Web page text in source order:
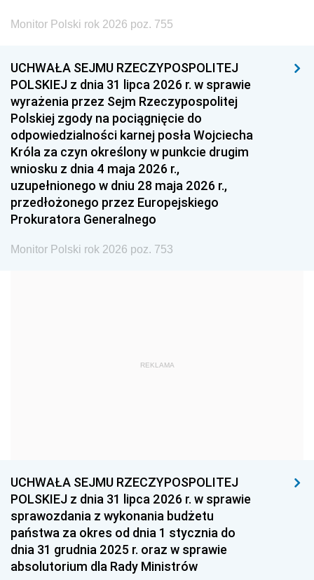
1996 1995 1994
1993 1992 1991
1990 1989
1987 1986 1985
1984 1983
1981 1980 1979
1978 1977
1975 1974
1959
1939 1938 1937
1936 1930
Monitor Polski rok 2026 poz. 755
UCHWAŁA SEJMU RZECZYPOSPOLITEJ
POLSKIEJ z dnia 31 lipca 2026 r. w sprawie
wyrażenia przez Sejm Rzeczypospolitej
Polskiej zgody na pociągnięcie do
odpowiedzialności karnej posła Wojciecha
Króla za czyn określony w punkcie drugim
wniosku z dnia 4 maja 2026 r.,
uzupełnionego w dniu 28 maja 2026 r.,
przedłożonego przez Europejskiego
Prokuratora Generalnego
Monitor Polski rok 2026 poz. 753
REKLAMA
UCHWAŁA SEJMU RZECZYPOSPOLITEJ
POLSKIEJ z dnia 31 lipca 2026 r. w sprawie
sprawozdania z wykonania budżetu
państwa za okres od dnia 1 stycznia do
dnia 31 grudnia 2025 r. oraz w sprawie
absolutorium dla Rady Ministrów